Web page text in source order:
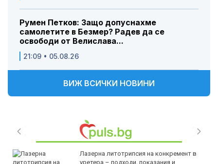
Румен Петков: Защо допуснахме
самолетите в Безмер? Радев да се
освободи от Велислава...
21:09 • 05.08.26
ВИЖ ВСИЧКИ НОВИНИ
Лазерна литотрипсия на конкремент в
уретера – подходи, показания и